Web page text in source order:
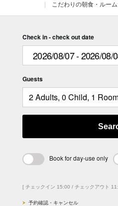
こだわりの朝食・ルー
Check in - check out date
Guests
Book for day-use only
[ チェックイン 15:00 / チェックアウト
予約確認・キャンセル